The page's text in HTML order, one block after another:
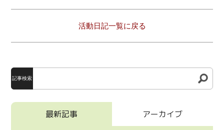
活動日記一覧に戻る
記事検索
最新記事 アーカイブ